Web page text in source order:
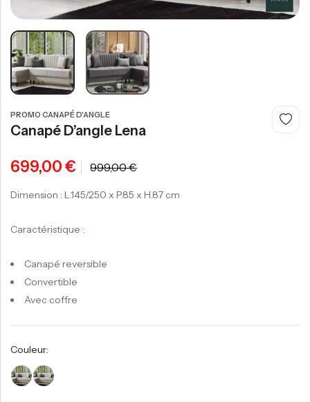
PROMO CANAPÉ D'ANGLE
Canapé D’angle Lena
699,00€ 999,00€
Dimension : L.145/250 x P.85 x H.87 cm
Caractéristique :
Canapé reversible
Convertible
Avec coffre
Couleur: